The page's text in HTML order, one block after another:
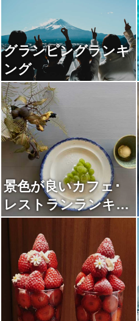
グランピングランキ
ング
景色が良いカフェ･
レストランランキン
グ